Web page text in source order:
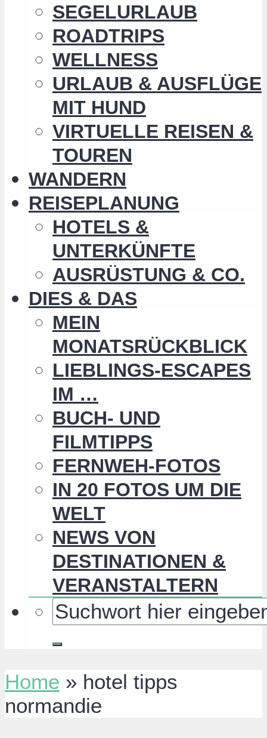
SEGELURLAUB
ROADTRIPS
WELLNESS
URLAUB & AUSFLÜGE
MIT HUND
VIRTUELLE REISEN &
TOUREN
WANDERN
REISEPLANUNG
HOTELS &
UNTERKÜNFTE
AUSRÜSTUNG & CO.
DIES & DAS
MEIN
MONATSRÜCKBLICK
LIEBLINGS-ESCAPES
IM …
BUCH- UND
FILMTIPPS
FERNWEH-FOTOS
IN 20 FOTOS UM DIE
WELT
NEWS VON
DESTINATIONEN &
VERANSTALTERN
Home » hotel tipps
normandie